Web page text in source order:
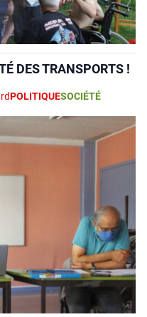
DES TRANSPORTS !
POLITIQUESOCIÉTÉ